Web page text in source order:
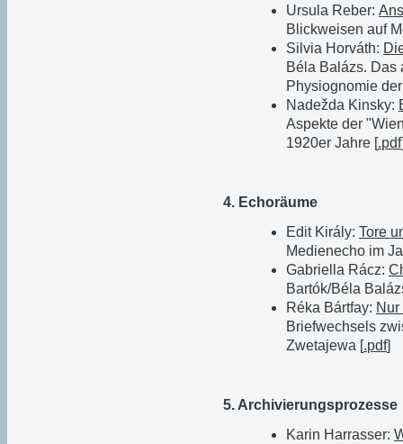
Ursula Reber:
Blickweisen auf
Silvia Horváth:
Béla Balázs. Das
Physiognomie
Nadežda Kinsky:
Aspekte der
1920er Jahre [.pdf
4. Echoräume
Edit Király:Tore
Medienecho im
Gabriella Rácz:
Bartók/Béla
Réka Bártfay:
Briefwechsels
Zwetajewa [.pdf]
5. Archivierungsprozesse
Karin Harrasser: